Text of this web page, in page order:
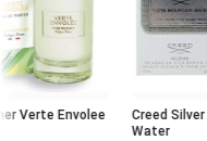
Verte Envolee
Creed Silver
Water